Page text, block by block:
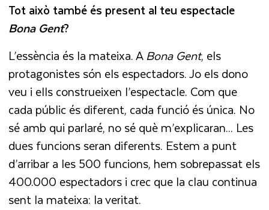
Tot això també és present al teu espectacle
Bona Gent?
L’essència és la mateixa. ABona Gent, els
protagonistes són els espectadors. Jo els dono
veu i ells construeixen l’espectacle. Com que
cada públic és diferent, cada funció és única. No
sé amb qui parlaré, no sé què m’explicaran... Les
dues funcions seran diferents. Estem a punt
d’arribar a les 500 funcions, hem sobrepassat els
400.000 espectadors i crec que la clau continua
sent la mateixa: la veritat.